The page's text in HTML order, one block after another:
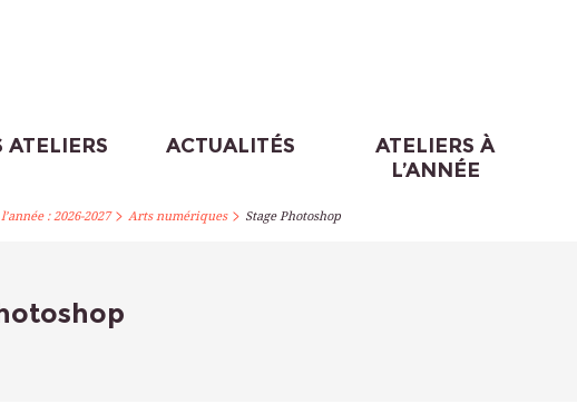
ATELIERS ACTUALITÉS
ATELIERS À
L’ANNÉE
: 2026-2027> Arts numériques> Stage Photoshop